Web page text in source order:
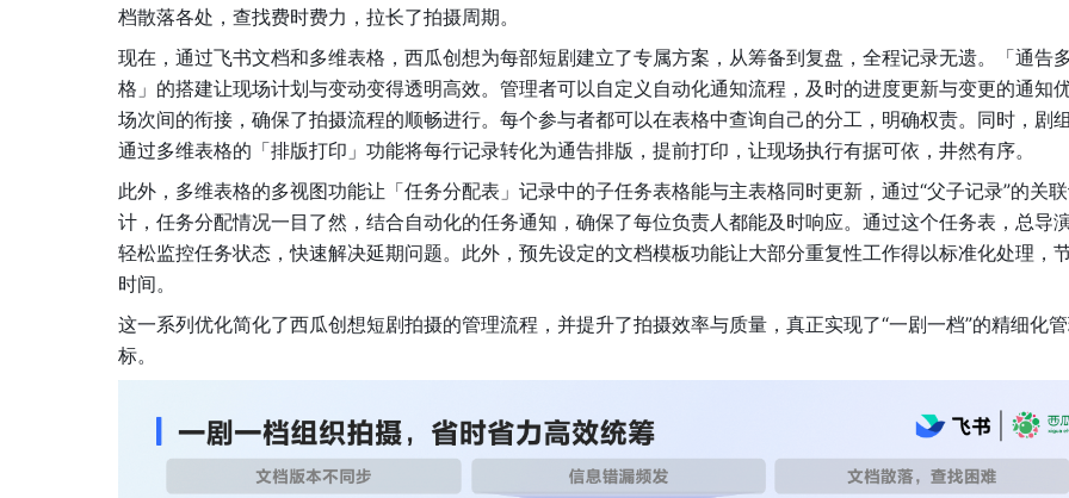
档散落各处，查找费时费力，拉长了拍摄周期。
现在，通过飞书文档和多维表格，西瓜创想为每部短剧建立了专属方案，从筹备到复盘，全程记录无遗。「通告
格」的搭建让现场计划与变动变得透明高效。管理者可以自定义自动化通知流程，及时的进度更新与变更的通知
场次间的衔接，确保了拍摄流程的顺畅进行。每个参与者都可以在表格中查询自己的分工，明确权责。同时，剧
通过多维表格的「排版打印」功能将每行记录转化为通告排版，提前打印，让现场执行有据可依，井然有序。
此外，多维表格的多视图功能让「任务分配表」记录中的子任务表格能与主表格同时更新，通过“父子记录”的关
计，任务分配情况一目了然，结合自动化的任务通知，确保了每位负责人都能及时响应。通过这个任务表，总导
轻松监控任务状态，快速解决延期问题。此外，预先设定的文档模板功能让大部分重复性工作得以标准化处理，
时间。
这一系列优化简化了西瓜创想短剧拍摄的管理流程，并提升了拍摄效率与质量，真正实现了“一剧一档”的精细化
标。